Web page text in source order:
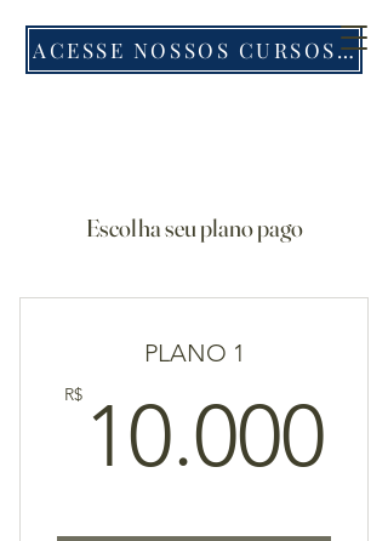
ACESSE NOSSOS CURSOS E PLATAFORMA
Escolha seu plano pago
PLANO 1
R$ 10.000